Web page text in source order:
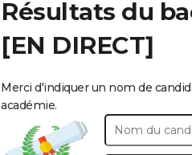
Résultats du
[EN DIRECT]
Merci d'indiquer un nom de
académie.